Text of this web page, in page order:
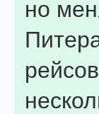
но